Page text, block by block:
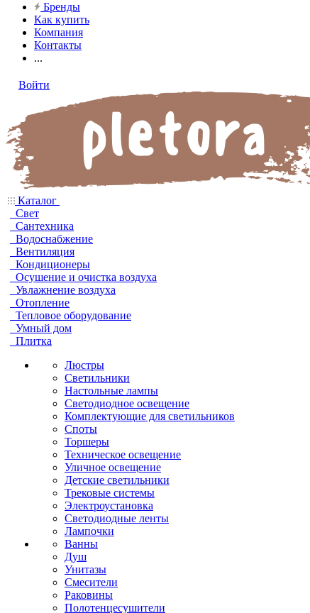
Бренды
Как купить
Компания
Контакты
...
Войти
Каталог
Свет
Сантехника
Водоснабжение
Вентиляция
Кондиционеры
Осушение и очистка воздуха
Увлажнение воздуха
Отопление
Тепловое оборудование
Умный дом
Плитка
Люстры
Светильники
Настольные лампы
Светодиодное освещение
Комплектующие для светильников
Споты
Торшеры
Техническое освещение
Уличное освещение
Детские светильники
Трековые системы
Электроустановка
Светодиодные ленты
Лампочки
Ванны
Душ
Унитазы
Смесители
Раковины
Полотенцесушители